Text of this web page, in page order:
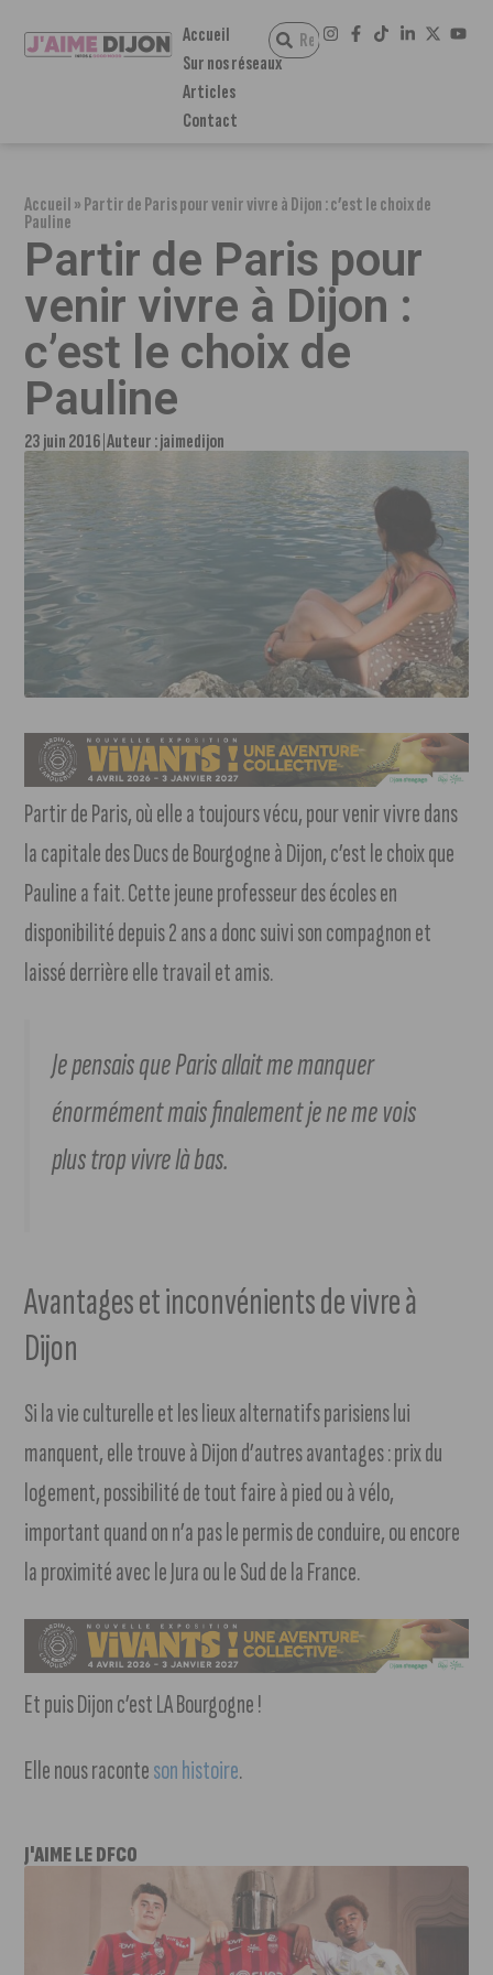
Accueil
Sur nos réseaux
Articles
Contact
Accueil»Partir de Paris pour venir vivre à Dijon : c’est le choix de
Pauline
Partir de Paris pour
venir vivre à Dijon :
c’est le choix de
Pauline
23 juin 2016 Auteur :jaimedijon
Partir de Paris, où elle a toujours vécu, pour venir vivre dans
la capitale des Ducs de Bourgogne à Dijon, c’est le choix que
Pauline a fait. Cette jeune professeur des écoles en
disponibilité depuis 2 ans a donc suivi son compagnon et
laissé derrière elle travail et amis.
Je pensais que Paris allait me manquer
énormément mais finalement je ne me vois
plus trop vivre là bas.
Avantages et inconvénients de vivre à
Dijon
Si la vie culturelle et les lieux alternatifs parisiens lui
manquent, elle trouve à Dijon d’autres avantages : prix du
logement, possibilité de tout faire à pied ou à vélo,
important quand on n’a pas le permis de conduire, ou encore
la proximité avec le Jura ou le Sud de la France.
Et puis Dijon c’est LA Bourgogne !
Elle nous raconteson histoire.
J'AIME LE DFCO